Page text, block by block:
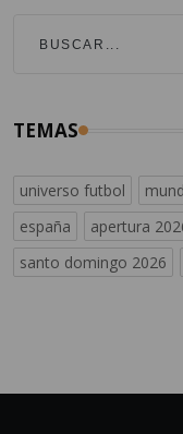
TEMAS
universo futbol
españa
apertura
santo domingo 2026